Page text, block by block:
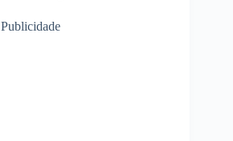
Publicidade